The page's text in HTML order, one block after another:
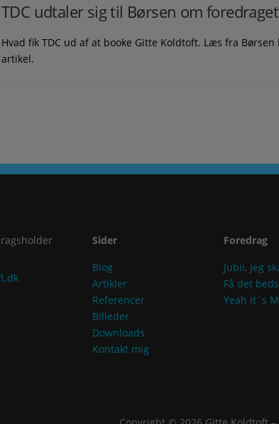
TDC udtaler sig til Børsen om foredraget
Hvad fik TDC ud af at booke Gitte Koldtoft. Læs fra
artikel.
Sider
Blog
Artikler
Referencer
Billeder
Downloads
Kontakt mig
Foredrag
Jubii, jeg
Få det
Yeah it´s